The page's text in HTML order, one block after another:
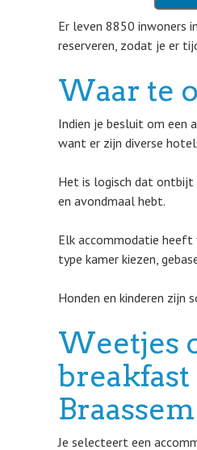
Er leven 8850 inwoners
reserveren, zodat je er
Waar te
Indien je besluit om een
want er zijn diverse
Het is logisch dat ontbijt
en avondmaal hebt.
Elk accommodatie heeft
type kamer kiezen,
Honden en kinderen zijn
Weetjes
breakfast
Braassem
Je selecteert een